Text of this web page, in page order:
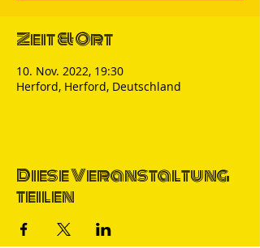
Zeit & Ort
10. Nov. 2022, 19:30
Herford, Herford, Deutschland
Diese Veranstaltung
teilen